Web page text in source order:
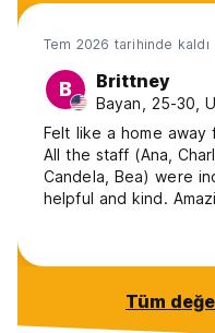
Tem 2026 tarihinde kaldı
B Brittney
Bayan, 25-30,
Felt like a home away
All the staff (Ana,
Candela, Bea) were
helpful and kind.
Tüm